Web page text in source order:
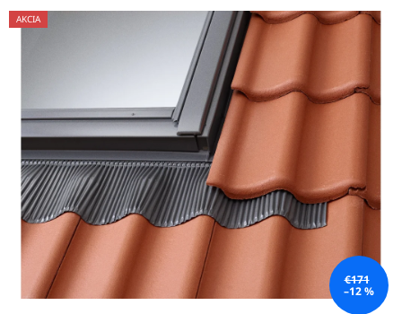
produktu
hviezdičiek.
AKCIA
€171
–12 %